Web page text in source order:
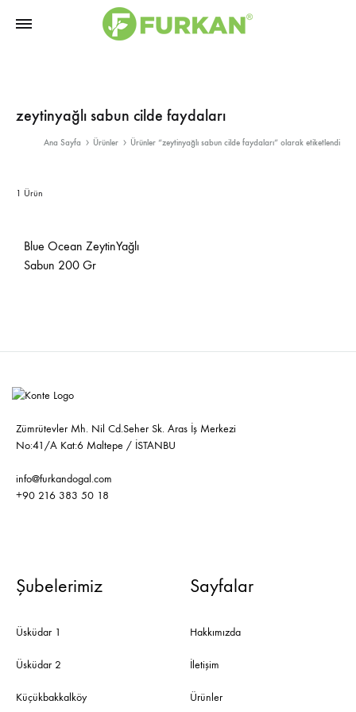
Ürünler
|
zeytinyağlı sabun cilde faydaları
Ana Sayfa Ürünler Ürünler “zeytinyağlı sabun cilde faydaları” olarak etiketlendi
1 Ürün
Blue Ocean ZeytinYağlı
Sabun 200 Gr
EKLE
Zümrütevler Mh. Nil Cd.Seher Sk. Aras İş Merkezi
No:41/A Kat:6 Maltepe / İSTANBU
info@furkandogal.com
+90 216 383 50 18
Şubelerimiz
Üsküdar 1
Üsküdar 2
Küçükbakkalköy
Sayfalar
Hakkımızda
İletişim
Ürünler